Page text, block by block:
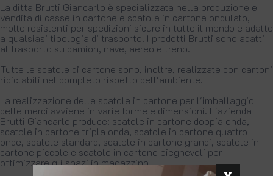
La ditta Brutti Giancarlo è specializzata nella produzione e
vendita di casse in cartone e scatole in cartone ondulato,
molto resistenti per spedizioni sicure in tutto il mondo e adatte
a qualsiasi tipologia di trasporto. I prodotti Brutti sono adatti
al trasporto su camion, nave, aereo e treno.
Tutte le scatole di cartone sono, inoltre, realizzate con cartoni
riciclabili nel completo rispetto dell'ambiente.
La realizzazione delle scatole in cartone per l'imballaggio
delle merci avviene in varie forme e dimensioni. L'azienda
Brutti Giancarlo produce: scatole in cartone doppia onda,
scatole in cartone tripla onda, scatole in cartone quattro
onde, scatole standard, scatole in cartone grandi, scatole in
cartone piccole e scatole in cartone pieghevoli per
ottimizzare gli spazi in magazzino.